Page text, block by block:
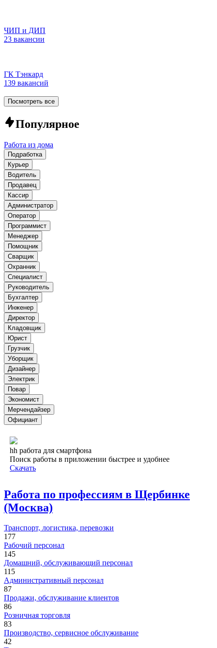
ЧИП и ДИП
23 вакансии
ГК Тэнкард
139 вакансий
Посмотреть все
Популярное
Работа из дома
Подработка
Курьер
Водитель
Продавец
Кассир
Администратор
Оператор
Программист
Менеджер
Помощник
Сварщик
Охранник
Специалист
Руководитель
Бухгалтер
Инженер
Директор
Кладовщик
Юрист
Грузчик
Уборщик
Дизайнер
Электрик
Повар
Экономист
Мерчендайзер
Официант
hh работа для смартфона
Поиск работы в приложении быстрее и удобнее
Скачать
Работа по профессиям в Щербинке
(Москва)
Транспорт, логистика, перевозки
177
Рабочий персонал
145
Домашний, обслуживающий персонал
115
Административный персонал
87
Продажи, обслуживание клиентов
86
Розничная торговля
83
Производство, сервисное обслуживание
42